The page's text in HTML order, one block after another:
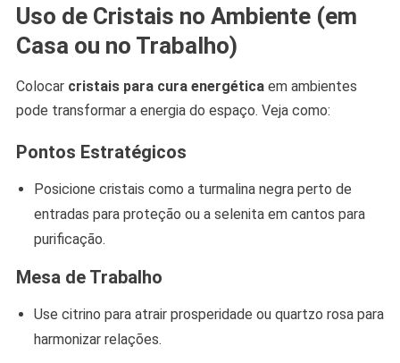
Uso de Cristais no Ambiente (em
Casa ou no Trabalho)
Colocar cristais para cura energéticaem ambientes
pode transformar a energia do espaço. Veja como:
Pontos Estratégicos
Posicione cristais como a turmalina negra perto de
entradas para proteção ou a selenita em cantos para
purificação.
Mesa de Trabalho
Use citrino para atrair prosperidade ou quartzo rosa para
harmonizar relações.